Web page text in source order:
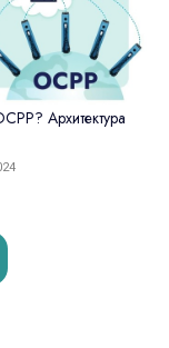
Архитектура